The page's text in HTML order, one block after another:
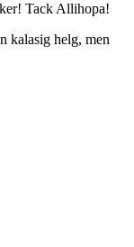
Tack Allihopa!
kalasig helg, men